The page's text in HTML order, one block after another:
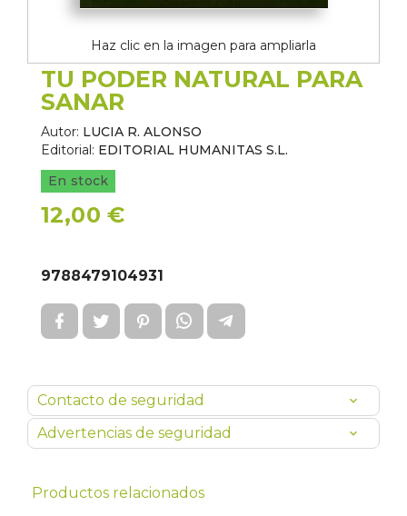
Haz clic en la imagen para ampliarla
TU PODER NATURAL PARA
SANAR
Autor: LUCIA R. ALONSO
Editorial: EDITORIAL HUMANITAS S.L.
En stock
12,00 €
9788479104931
Contacto de seguridad
Advertencias de seguridad
Productos relacionados